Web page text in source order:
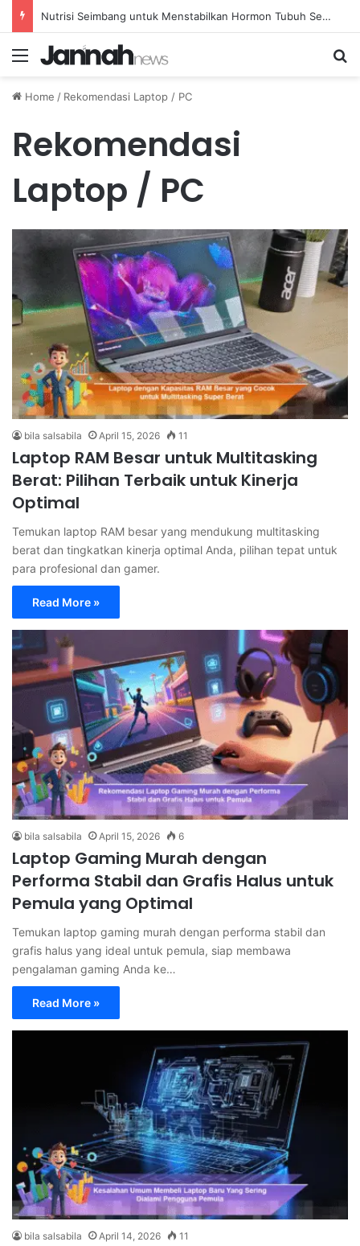
Nutrisi Seimbang untuk Menstabilkan Hormon Tubuh Secara Alami dan Aman Setiap Hari
Menu
Home / Rekomendasi Laptop / PC
Rekomendasi
Laptop / PC
bila salsabila April 15, 2026 11
Laptop RAM Besar untuk Multitasking
Berat: Pilihan Terbaik untuk Kinerja
Optimal
Temukan laptop RAM besar yang mendukung multitasking
berat dan tingkatkan kinerja optimal Anda, pilihan tepat untuk
para profesional dan gamer.
Read More »
bila salsabila April 15, 2026 6
Laptop Gaming Murah dengan
Performa Stabil dan Grafis Halus untuk
Pemula yang Optimal
Temukan laptop gaming murah dengan performa stabil dan
grafis halus yang ideal untuk pemula, siap membawa
pengalaman gaming Anda ke…
Read More »
bila salsabila April 14, 2026 11